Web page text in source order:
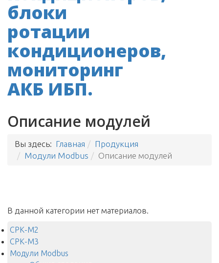
Описание модулей
Вы здесь: Главная
Продукция
Модули Modbus
Описание модулей
В данной категории нет материалов.
СРК-М2
СРК-М3
Модули Modbus